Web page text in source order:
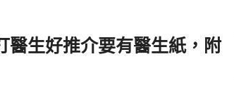
醫生好推介要有醫生紙，附